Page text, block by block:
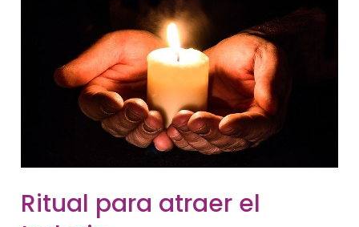
Ritual para atraer el
Ritual
Para
Atraer